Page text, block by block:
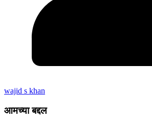
wajid s khan
आमच्या बद्दल